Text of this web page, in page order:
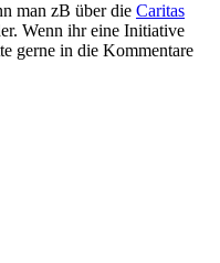
man zB über die Caritas
Wenn ihr eine Initiative
gerne in die Kommentare